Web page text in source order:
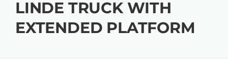
LINDE TRUCK WITH
EXTENDED PLATFORM